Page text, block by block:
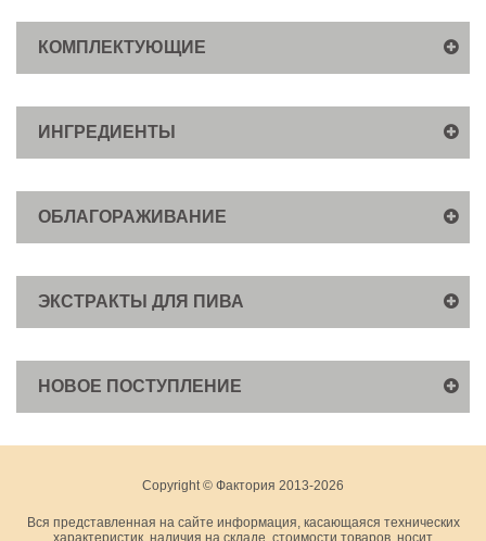
КОМПЛЕКТУЮЩИЕ
ИНГРЕДИЕНТЫ
ОБЛАГОРАЖИВАНИЕ
ЭКСТРАКТЫ ДЛЯ ПИВА
НОВОЕ ПОСТУПЛЕНИЕ
Copyright © Фактория 2013-2026
Вся представленная на сайте информация, касающаяся технических